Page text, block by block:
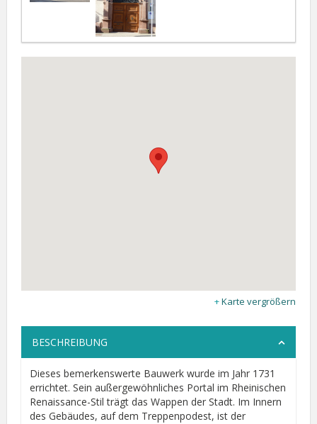
Karte vergrößern
BESCHREIBUNG
Dieses bemerkenswerte Bauwerk wurde im Jahr 1731
errichtet. Sein außergewöhnliches Portal im Rheinischen
Renaissance-Stil trägt das Wappen der Stadt. Im Innern
des Gebäudes, auf dem Treppenpodest, ist der